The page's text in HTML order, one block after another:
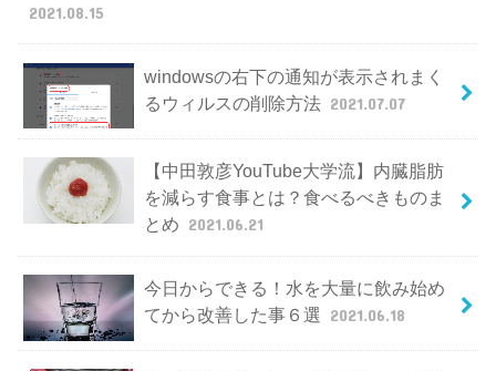
2021.08.15
windowsの右下の通知が表示されまく
るウィルスの削除方法 2021.07.07
【中田敦彦YouTube大学流】内臓脂肪
を減らす食事とは？食べるべきものま
とめ 2021.06.21
今日からできる！水を大量に飲み始め
てから改善した事６選 2021.06.18